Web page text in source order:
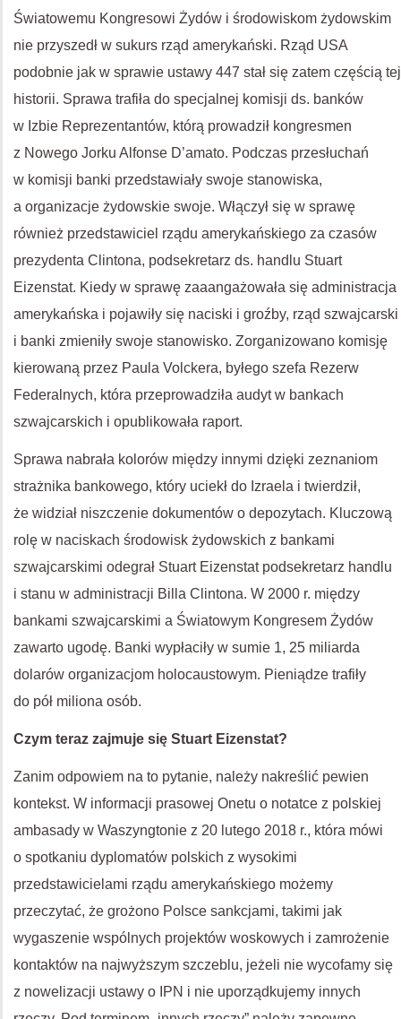
Światowemu Kongresowi Żydów i środowiskom żydowskim
nie przyszedł w sukurs rząd amerykański. Rząd USA
podobnie jak w sprawie ustawy 447 stał się zatem częścią tej
historii. Sprawa trafiła do specjalnej komisji ds. banków
w Izbie Reprezentantów, którą prowadził kongresmen
z Nowego Jorku Alfonse D’amato. Podczas przesłuchań
w komisji banki przedstawiały swoje stanowiska,
a organizacje żydowskie swoje. Włączył się w sprawę
również przedstawiciel rządu amerykańskiego za czasów
prezydenta Clintona, podsekretarz ds. handlu Stuart
Eizenstat. Kiedy w sprawę zaaangażowała się administracja
amerykańska i pojawiły się naciski i groźby, rząd szwajcarski
i banki zmieniły swoje stanowisko. Zorganizowano komisję
kierowaną przez Paula Volckera, byłego szefa Rezerw
Federalnych, która przeprowadziła audyt w bankach
szwajcarskich i opublikowała raport.
Sprawa nabrała kolorów między innymi dzięki zeznaniom
strażnika bankowego, który uciekł do Izraela i twierdził,
że widział niszczenie dokumentów o depozytach. Kluczową
rolę w naciskach środowisk żydowskich z bankami
szwajcarskimi odegrał Stuart Eizenstat podsekretarz handlu
i stanu w administracji Billa Clintona. W 2000 r. między
bankami szwajcarskimi a Światowym Kongresem Żydów
zawarto ugodę. Banki wypłaciły w sumie 1, 25 miliarda
dolarów organizacjom holocaustowym. Pieniądze trafiły
do pół miliona osób.
Czym teraz zajmuje się Stuart Eizenstat?
Zanim odpowiem na to pytanie, należy nakreślić pewien
kontekst. W informacji prasowej Onetu o notatce z polskiej
ambasady w Waszyngtonie z 20 lutego 2018 r., która mówi
o spotkaniu dyplomatów polskich z wysokimi
przedstawicielami rządu amerykańskiego możemy
przeczytać, że grożono Polsce sankcjami, takimi jak
wygaszenie wspólnych projektów woskowych i zamrożenie
kontaktów na najwyższym szczeblu, jeżeli nie wycofamy się
z nowelizacji ustawy o IPN i nie uporządkujemy innych